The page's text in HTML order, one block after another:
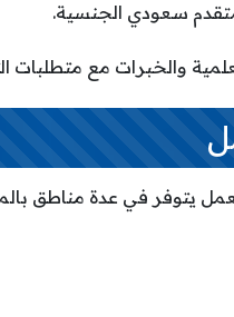
سعودي الجنسية.
والخبرات مع متطلبات
يتوفر في عدة مناطق